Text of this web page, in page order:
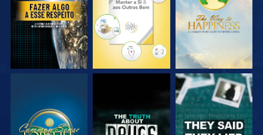
VEJA VEJA VEJA